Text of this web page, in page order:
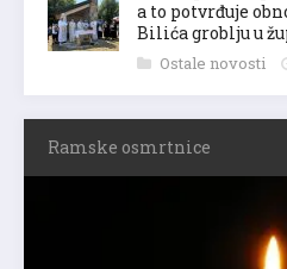
a to potvrđuje
Bilića groblju u
Ostale novosti
Ramske osmrtnice